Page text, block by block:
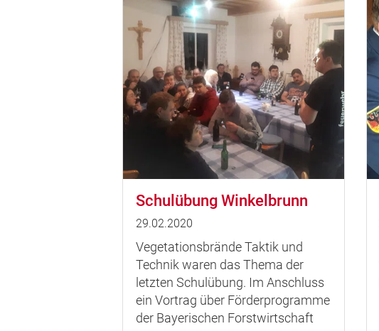
Schulübung Winkelbrunn
29.02.2020
Vegetationsbrände Taktik und
Technik waren das Thema der
letzten Schulübung. Im Anschluss
ein Vortrag über Förderprogramme
der Bayerischen Forstwirtschaft